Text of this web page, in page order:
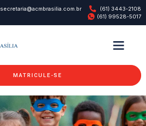
secretaria@acmbrasilia.com.br
(61) 3443-2108
(61) 99528-5017
MATRICULE-SE